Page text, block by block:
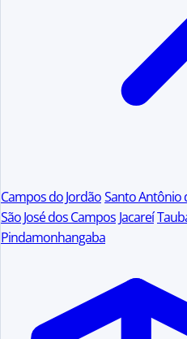
Campos do JordãoSanto Antônio
São José dos Campos Jacareí
Pindamonhangaba